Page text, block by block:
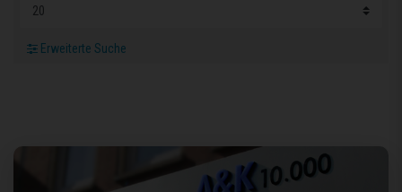
Erweiterte Suche